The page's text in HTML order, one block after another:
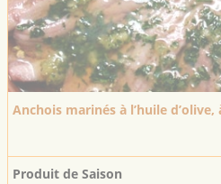
Anchois marinés à l’huile d’olive,
Produit de Saison